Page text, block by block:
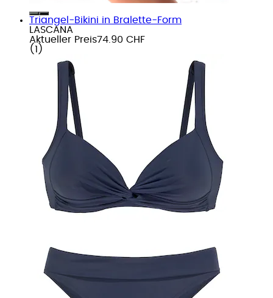
Triangel-Bikini in Bralette-Form
LASCANA
Aktueller Preis74.90 CHF
( 1 )